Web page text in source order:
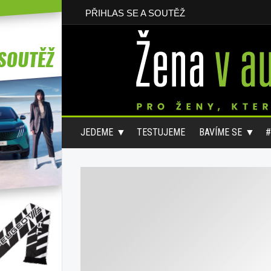
PŘIHLAS SE A SOUTĚŽ
JEDEME TESTUJEME BAVÍME SE